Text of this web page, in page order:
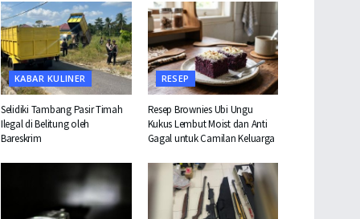
KABAR KULINER
Selidiki Tambang Pasir Timah
Ilegal di Belitung oleh
Bareskrim
RESEP
Resep Brownies Ubi Ungu
Kukus Lembut Moist dan Anti
Gagal untuk Camilan Keluarga